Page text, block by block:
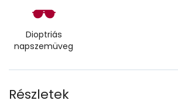
Dioptriás
napszemüveg
Részletek